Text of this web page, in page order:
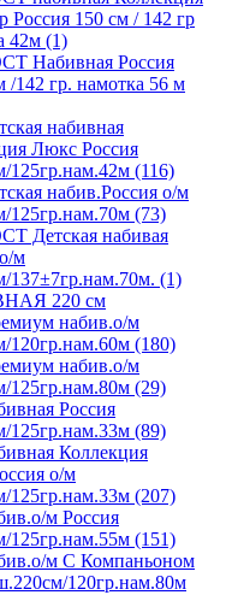
Россия 150 см / 142 гр
42м (1)
Набивная Россия
/142 гр. намотка 56 м
набивная
Люкс Россия
125гр.нам.42м (116)
набив.Россия о/м
125гр.нам.70м (73)
Детская набивая
м
137±7гр.нам.70м. (1)
220 см
набив.о/м
120гр.нам.60м (180)
набив.о/м
125гр.нам.80м (29)
Россия
125гр.нам.33м (89)
Коллекция
о/м
125гр.нам.33м (207)
м Россия
125гр.нам.55м (151)
м С Компаньоном
120гр.нам.80м